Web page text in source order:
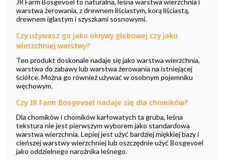
JR Farm Bosgevoel to naturalna, leśna warstwa wierzchnia i
warstwa żerowania, z drewnem liściastym, korą liściastą,
drewnem iglastym i szyszkami sosnowymi.
Czy używasz go jako okrywy glebowej czy jako
wierzchniej warstwy?
Ten produkt doskonale nadaje się jako warstwa wierzchnia,
warstwa do zabawy lub warstwa żerowania na istniejącej
ściółce. Można go również używać w osobnym pojemniku
węchowym.
Czy JR Farm Bosgevoel nadaje się dla chomików?
Dla chomików i chomików karłowatych ta gruba, leśna
tekstura nie jest pierwszym wyborem jako standardowa
warstwa wierzchnia. Lepiej jest użyć bardziej miękkiej bazy i
cieńszej warstwy wierzchniej lub oszczędnie użyć Bosgevoel
jako oddzielnego narożnika leśnego.